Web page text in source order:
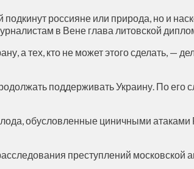
россияне или природа, но и
в Вене глава литовской
а тех, кто не может этого сделать, —
поддерживать Украину. По его
обусловленные циничными атаками
преступлений московской